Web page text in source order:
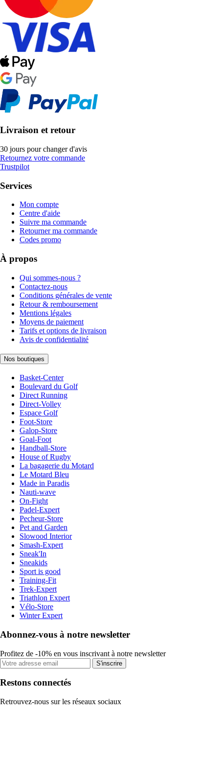
Livraison et retour
30 jours pour changer d'avis
Retournez votre commande
Trustpilot
Services
Mon compte
Centre d'aide
Suivre ma commande
Retourner ma commande
Codes promo
À propos
Qui sommes-nous ?
Contactez-nous
Conditions générales de vente
Retour & remboursement
Mentions légales
Moyens de paiement
Tarifs et options de livraison
Avis de confidentialité
Nos boutiques
Basket-Center
Boulevard du Golf
Direct Running
Direct-Volley
Espace Golf
Foot-Store
Galop-Store
Goal-Foot
Handball-Store
House of Rugby
La bagagerie du Motard
Le Motard Bleu
Made in Paradis
Nauti-wave
On-Fight
Padel-Expert
Pecheur-Store
Pet and Garden
Slowood Interior
Smash-Expert
Sneak'In
Sneakids
Sport is good
Training-Fit
Trek-Expert
Triathlon Expert
Vélo-Store
Winter Expert
Abonnez-vous à notre newsletter
Profitez de -10% en vous inscrivant à notre newsletter
S'inscrire
Restons connectés
Retrouvez-nous sur les réseaux sociaux